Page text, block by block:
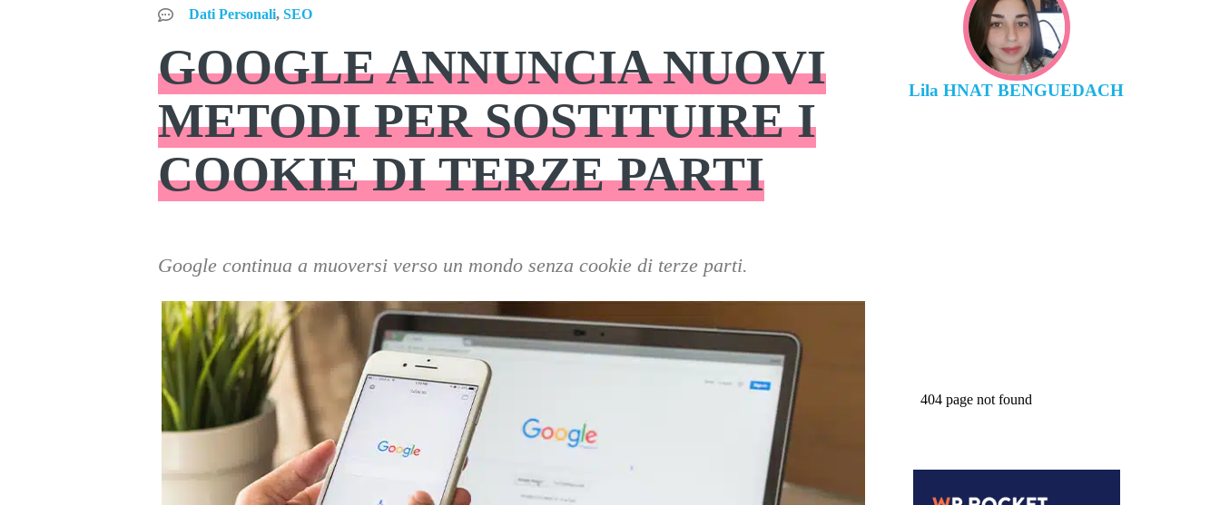
Dati Personali, SEO
GOOGLE ANNUNCIA NUOVI
METODI PER SOSTITUIRE I
COOKIE DI TERZE PARTI
Google continua a muoversi verso un mondo senza cookie di terze parti.
Lila HNAT BENGUEDACH